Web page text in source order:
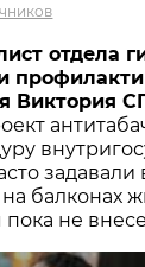
отдела
Виктория
балконах
не